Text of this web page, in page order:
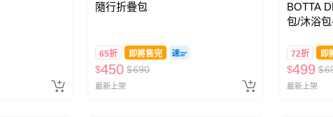
隨行折疊包
65折 即將售完
$450 $690
最新上架
BOTTA
包/沐浴
72折 即
$499 $
最新上架